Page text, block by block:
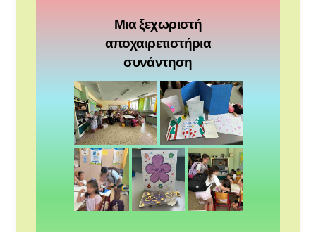
Μια ξεχωριστή
αποχαιρετιστήρια
συνάντηση